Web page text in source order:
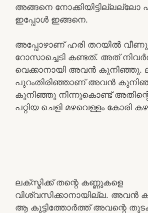
അങ്ങനെ നോക്കിയിട്ടില്ലല്ലോ
ഇപ്പോൾ ഇങ്ങനെ.
അപ്പോഴാണ് ഹരി തറയിൽ
റോസാച്ചെടി കണ്ടത്. അത്
വെക്കാനായി അവൻ കുനിഞ്ഞു.
പുറംതിരിഞ്ഞാണ് അവൻ
കുനിഞ്ഞു നിന്നുകൊണ്ട്
പറ്റിയ ചെളി മഴവെള്ളം കോരി
ലക്സ്മിക്ക് തന്റെ കണ്ണുകളെ
വിശ്വസിക്കാനായില്ല. അവൻ
ആ കുട്ടിത്തോർത്ത് അവന്റെ